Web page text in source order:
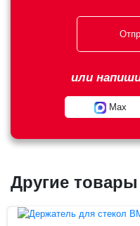
или
Max
Другие товары